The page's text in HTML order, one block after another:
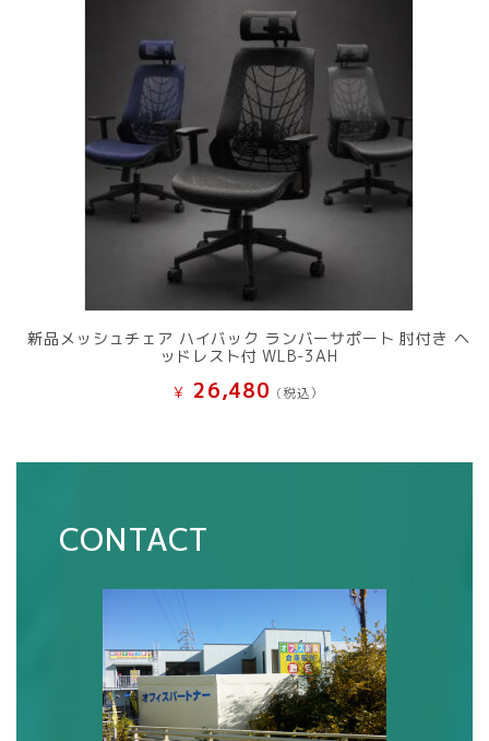
新品メッシュチェア ハイバック ランバーサポート 肘付き ヘ
ッドレスト付 WLB-3AH
¥ 26,480 (税込）
CONTACT